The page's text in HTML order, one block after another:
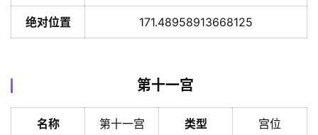
绝对位置 171.48958913668125
第十一宫
名称 第十一宫 类型 宫位